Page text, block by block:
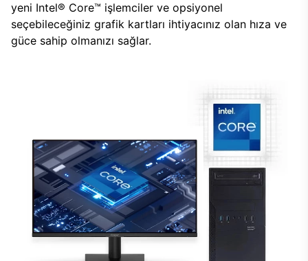
yeni Intel® Core™ işlemciler ve opsiyonel
seçebileceğiniz grafik kartları ihtiyacınız olan hıza ve
güce sahip olmanızı sağlar.